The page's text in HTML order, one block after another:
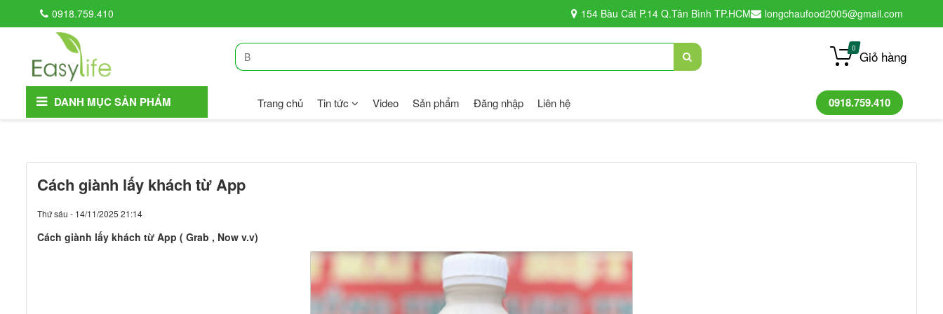
0918.759.410 154 Bàu Cát P.14 Q.Tân Bình TP.HCM longchaufood2005@gmail.com
0 Giỏ hàng
DANH MỤC SẢN PHẨM Trang chủ Tin tức Video Sản phẩm Đăng nhập Liên hệ 0918.759.410
Cách giành lấy khách từ App
Thứ sáu - 14/11/2025 21:14
Cách giành lấy khách từ App ( Grab , Now v.v)